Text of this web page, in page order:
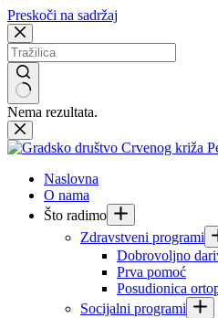
Preskoči na sadržaj
Nema rezultata.
Naslovna
O nama
Što radimo
Zdravstveni programi
Dobrovoljno
Prva pomoć
Posudionica
Socijalni programi